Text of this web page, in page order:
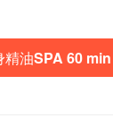
精油SPA 60 min